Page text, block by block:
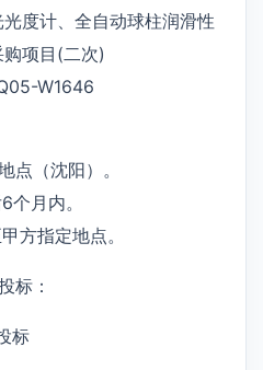
度计、全自动球柱润滑性
项目(二次)
W1646
点（沈阳）。
月内。
方指定地点。
标：
标